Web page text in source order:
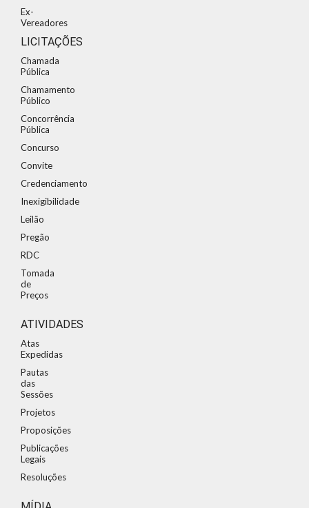
Ex-
Vereadores
LICITAÇÕES
Chamada
Pública
Chamamento
Público
Concorrência
Pública
Concurso
Convite
Credenciamento
Inexigibilidade
Leilão
Pregão
RDC
Tomada
de
Preços
ATIVIDADES
Atas
Expedidas
Pautas
das
Sessões
Projetos
Proposições
Publicações
Legais
Resoluções